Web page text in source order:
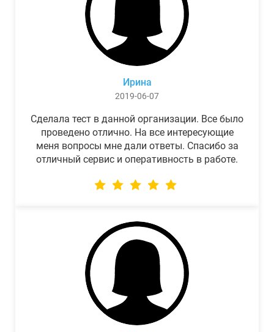
Ирина
2019-06-07
Сделала тест в данной организации. Все было
проведено отлично. На все интересующие
меня вопросы мне дали ответы. Спасибо за
отличный сервис и оперативность в работе.